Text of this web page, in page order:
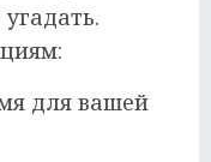
для вашей